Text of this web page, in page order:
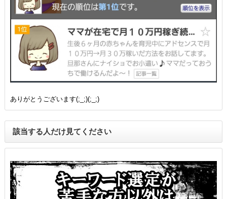
ありがとうございます(;_;)(;_;)
該当する人だけ見てください